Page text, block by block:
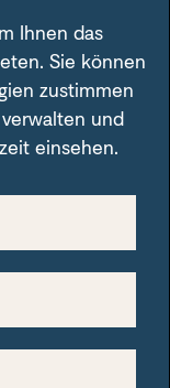
drei weiteren
Ihnen das
Sie können
zustimmen
und
einsehen.